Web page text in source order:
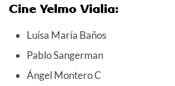
Cine Yelmo Vialia:
Luísa María Baños
Pablo Sangerman
Ángel Montero C